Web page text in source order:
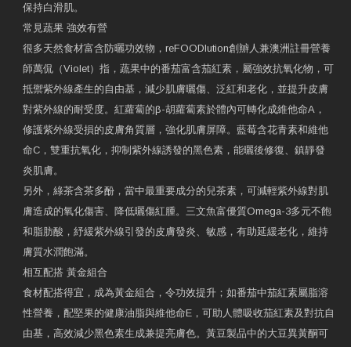
保持白滑肌。
常見蔬果 強效有營
很多天然食材富含防曬功效物，reFOODlution創辧人兼澳洲註冊營養
師萬侃（Violet）指，蔬果中的番茄富含茄紅素，屬強效抗氧化物，可
抵禦紫外線產生的自由基，減少肌膚曬傷、泛紅和老化，並提升皮膚
對紫外線的耐受度。紅蘿蔔的β-胡蘿蔔素於體內可轉化成維他命A，
修護紫外線受損的皮膚角質層，強化肌膚屏障。藍莓含花青素和維他
命C，雙重抗氧化，抑制紫外線誘發的黑色素，能曬後修復、鎮靜發
炎肌膚。
另外，綠茶含茶多酚，當中最重要成分的兒茶素，可減輕紫外線對肌
膚造成的氧化傷害、降低曬傷紅腫。三文魚富優質Omega-3多元不飽
和脂肪酸，紓緩紫外線引發的皮膚發炎、敏感，有助延緩老化，維持
膚質水潤飽滿。
相互配搭 黃金組合
食材配搭得宜，成為黃金組合，令功效提升；如番茄中茄紅素屬脂溶
性營養，配堅果的健康油脂與維他命E，可助人體吸收茄紅素及對抗自
由基，高效減少黑色素生成兼提亮膚色。黃豆製品中的大豆異黃酮可